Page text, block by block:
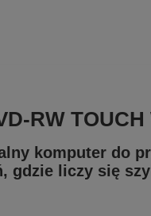
RW
komputer do
liczy się